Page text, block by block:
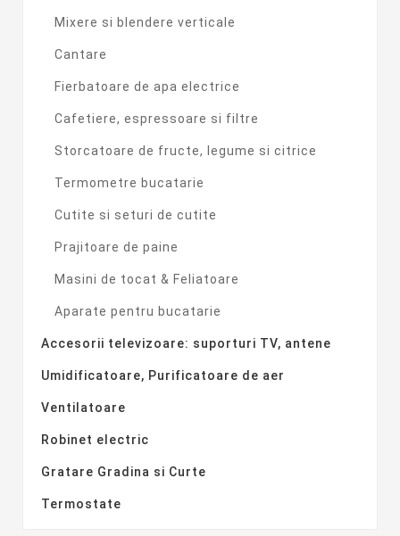
Mixere si blendere verticale
Cantare
Fierbatoare de apa electrice
Cafetiere, espressoare si filtre
Storcatoare de fructe, legume si citrice
Termometre bucatarie
Cutite si seturi de cutite
Prajitoare de paine
Masini de tocat & Feliatoare
Aparate pentru bucatarie
Accesorii televizoare: suporturi TV, antene
Umidificatoare, Purificatoare de aer
Ventilatoare
Robinet electric
Gratare Gradina si Curte
Termostate